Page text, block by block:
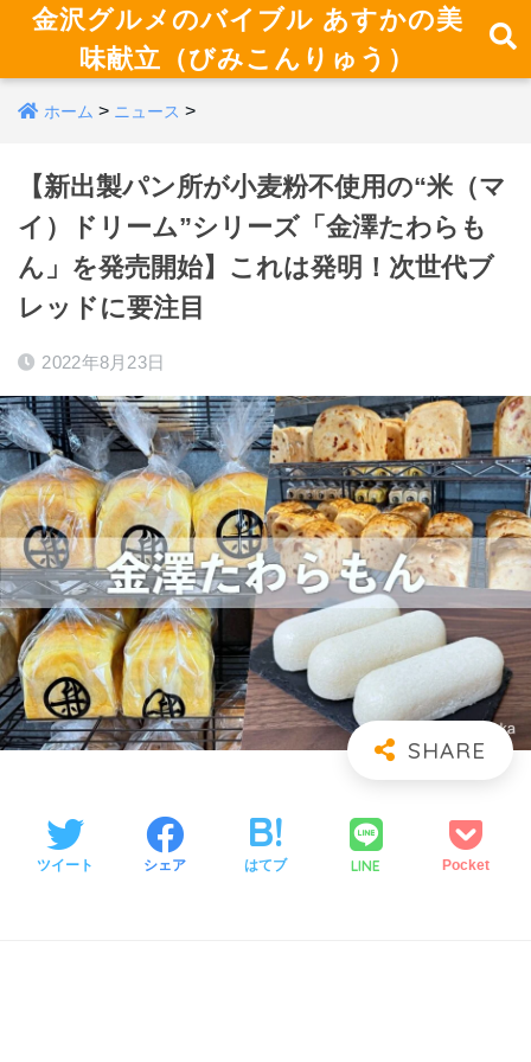
金沢グルメのバイブル あすかの美
味献立（びみこんりゅう）
ホーム > ニュース >
【新出製パン所が小麦粉不使用の“米（マ
イ）ドリーム”シリーズ「金澤たわらも
ん」を発売開始】これは発明！次世代ブ
レッドに要注目
2022年8月23日
ツイート シェア はてブ LINE Pocket